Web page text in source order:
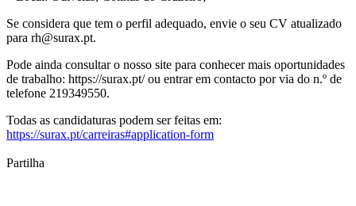
Se considera que tem o perfil adequado, envie o seu CV atualizado
para rh@surax.pt.
Pode ainda consultar o nosso site para conhecer mais oportunidades
de trabalho: https://surax.pt/ ou entrar em contacto por via do n.º de
telefone 219349550.
Todas as candidaturas podem ser feitas em:
https://surax.pt/carreiras#application-form
Partilha